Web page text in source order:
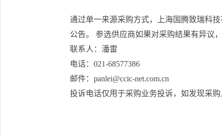
通过单一来源采购方式，上海国腾致瑞科
公告。 参选供应商如果对采购结果有异议
联系人：潘雷
电话：021-68577386
邮件：panlei@ccic-net.com.cn
投诉电话仅用于采购业务投诉，如发现采